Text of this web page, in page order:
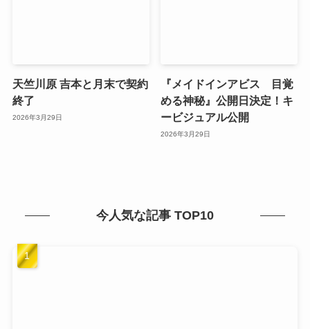
天竺川原 吉本と月末で契約
終了
2026年3月29日
『メイドインアビス 目覚
める神秘』公開日決定！キ
ービジュアル公開
2026年3月29日
今人気な記事 TOP10